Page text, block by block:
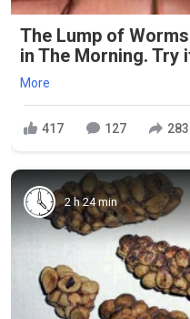
The Lump of
in The Morning. Try
More
417 127 283
2 h 24 min